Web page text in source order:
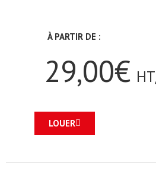
À PARTIR DE :
29,00€
LOUER